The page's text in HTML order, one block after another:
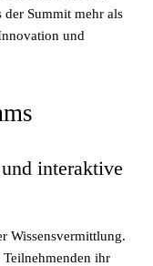
der Summit mehr als
und
interaktive
Wissensvermittlung.
Teilnehmenden ihr